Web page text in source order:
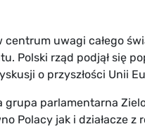
centrum uwagi całego
Polski rząd podjął się
o przyszłości Unii
grupa parlamentarna
Polacy jak i działacze